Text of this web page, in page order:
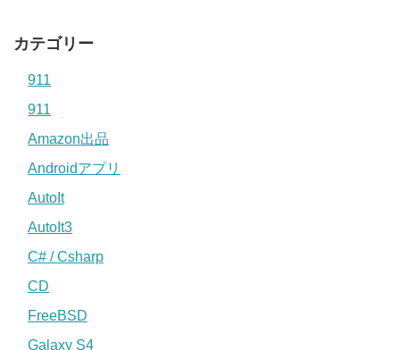
カテゴリー
911
911
Amazon出品
Androidアプリ
AutoIt
AutoIt3
C# / Csharp
CD
FreeBSD
Galaxy S4